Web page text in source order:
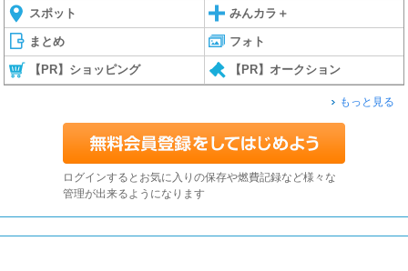
スポット みんカラ＋
まとめ フォト
【PR】ショッピング 【PR】オークション
もっと見る
ログインするとお気に入りの保存や燃費記録など様々な
管理が出来るようになります